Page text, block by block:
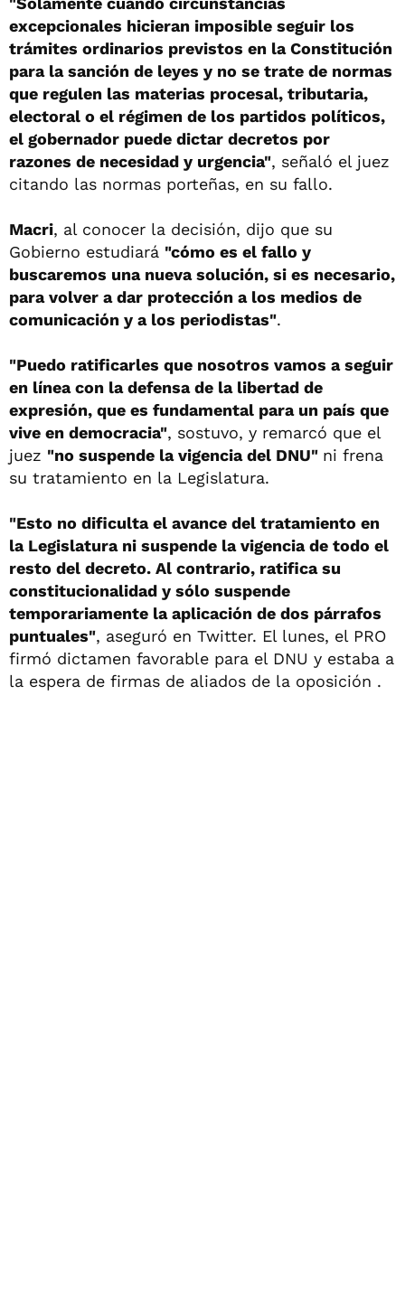
excepcionales hicieran imposible seguir los
trámites ordinarios previstos en la Constitución
para la sanción de leyes y no se trate de normas
que regulen las materias procesal, tributaria,
electoral o el régimen de los partidos políticos,
el gobernador puede dictar decretos por
razones de necesidad y urgencia", señaló el juez
citando las normas porteñas, en su fallo.
Macri, al conocer la decisión, dijo que su
Gobierno estudiará "cómo es el fallo y
buscaremos una nueva solución, si es necesario,
para volver a dar protección a los medios de
comunicación y a los periodistas".
"Puedo ratificarles que nosotros vamos a seguir
en línea con la defensa de la libertad de
expresión, que es fundamental para un país que
vive en democracia", sostuvo, y remarcó que el
juez "no suspende la vigencia del DNU" ni frena
su tratamiento en la Legislatura.
"Esto no dificulta el avance del tratamiento en
la Legislatura ni suspende la vigencia de todo el
resto del decreto. Al contrario, ratifica su
constitucionalidad y sólo suspende
temporariamente la aplicación de dos párrafos
puntuales", aseguró en Twitter. El lunes, el PRO
firmó dictamen favorable para el DNU y estaba a
la espera de firmas de aliados de la oposición .